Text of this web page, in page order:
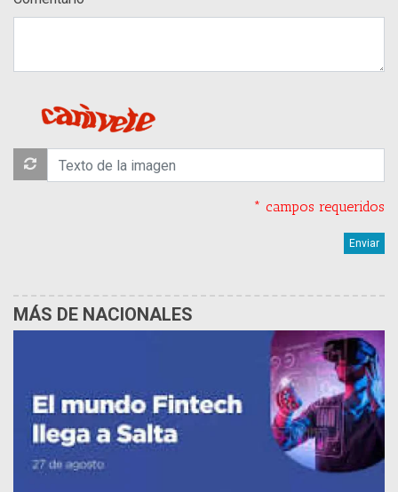
* campos requeridos
MÁS DE NACIONALES